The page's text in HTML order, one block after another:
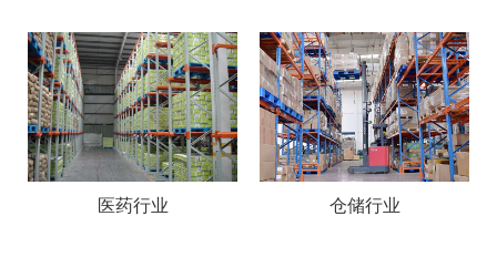
医药行业 仓储行业